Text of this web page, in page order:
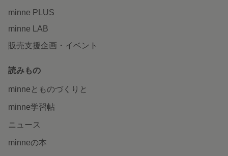
minne PLUS
minne LAB
販売支援企画・イベント
読みもの
minneとものづくりと
minne学習帖
ニュース
minneの本